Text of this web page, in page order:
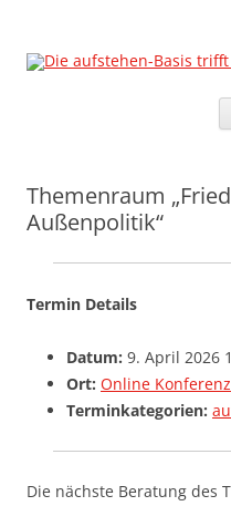
Themenraum
Außenpolitik“
Termin Details
Datum: 9. April 2026
Ort: Online Konferenz
Terminkategorien:
Die nächste Beratung des